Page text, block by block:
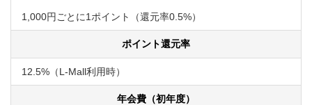
1,000円ごとに1ポイント（還元率0.5%）
ポイント還元率
12.5%（L-Mall利用時）
年会費（初年度）